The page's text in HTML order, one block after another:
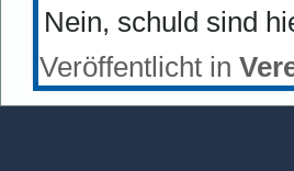
Nein, schuld sind
Veröffentlicht in